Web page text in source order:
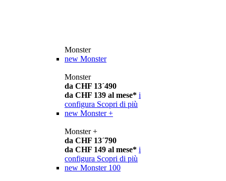
Monster
new Monster
Monster
da CHF 13´490
da CHF 139 al mese* i
configura Scopri di più
new Monster +
Monster +
da CHF 13´790
da CHF 149 al mese* i
configura Scopri di più
new Monster 100